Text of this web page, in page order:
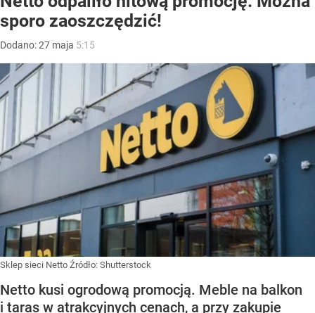
sporo zaoszczędzić!
Dodano:27 maja 5:15
Sklep sieci Netto Źródło: Shutterstock
Netto kusi ogrodową promocją. Meble na balkon
i taras w atrakcyjnych cenach, a przy zakupie